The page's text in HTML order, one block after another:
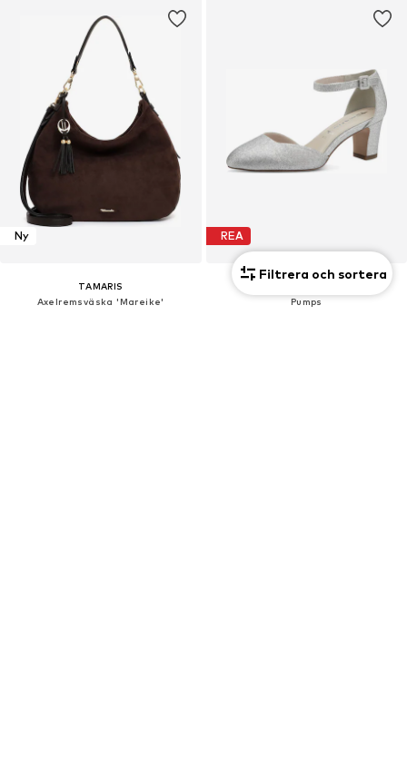
Ny
TAMARIS
Axelremsväska 'Mareike'
REA
Pumps
Filtrera och sortera